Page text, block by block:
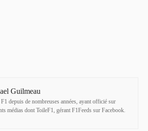
Guilmeau
depuis de nombreuses années, ayant officié sur
médias dont ToileF1, gérant F1Feeds sur Facebook.